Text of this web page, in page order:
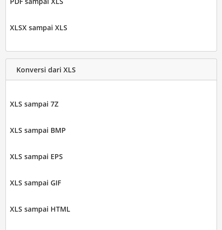
XLSX sampai XLS
Konversi dari XLS
XLS sampai 7Z
XLS sampai BMP
XLS sampai EPS
XLS sampai GIF
XLS sampai HTML